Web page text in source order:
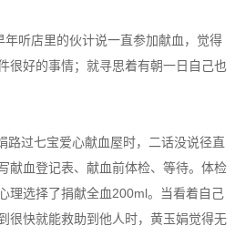
听店里的伙计说一直参加献血，觉得
很好的事情；就寻思着有朝一日自己也
过七宝爱心献血屋时，二话没说径直
献血登记表、献血前体检、等待。体检
理选择了捐献全血200ml。当看着自己
很快就能救助到他人时，黄玉娟觉得无